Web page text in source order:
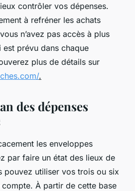
contrôler vos dépenses.
à refréner les achats
n’avez pas accès à plus
prévu dans chaque
plus de détails sur
.
des dépenses
les enveloppes
par faire un état des lieux de
pouvez utiliser vos trois ou six
À partir de cette base